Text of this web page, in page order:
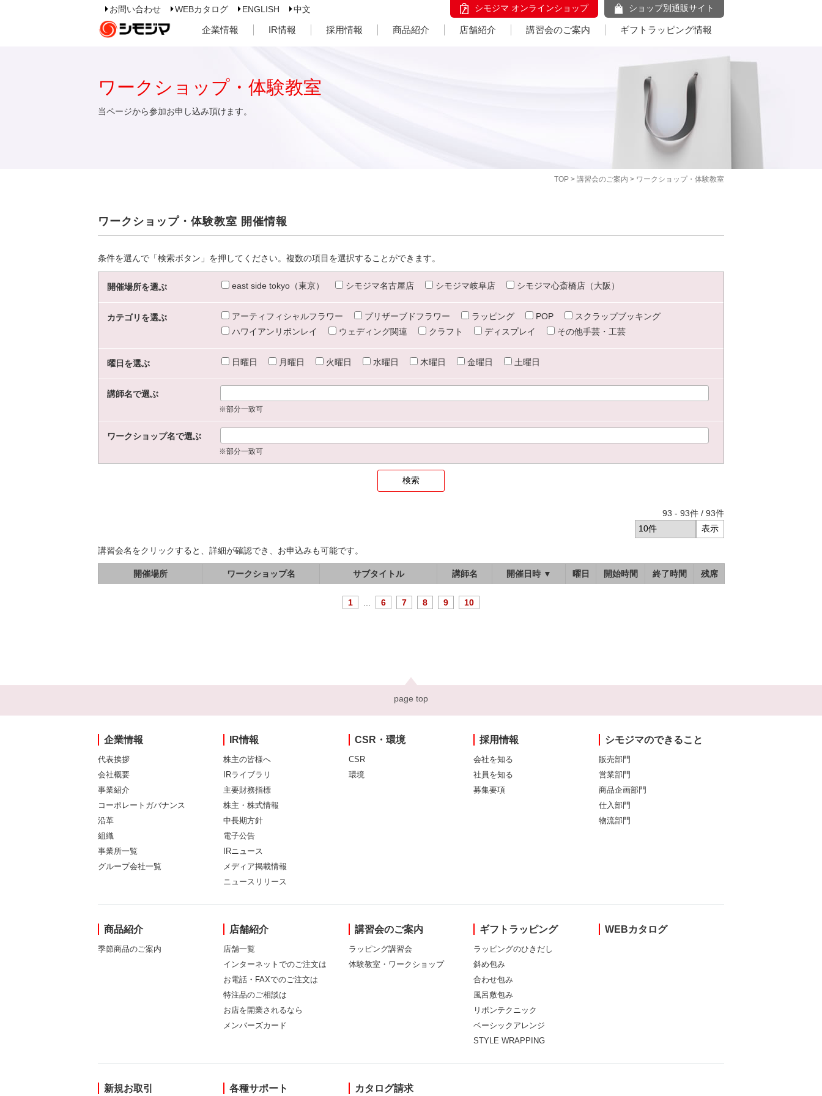
お問い合わせ WEBカタログ ENGLISH 中文 シモジマ オンラインショップ ショップ別通販サイト
企業情報 IR情報 採用情報 商品紹介 店舗紹介 講習会のご案内 ギフトラッピング情報
TOP > 講習会のご案内 > ワークショップ・体験教室
ワークショップ・体験教室
当ページから参加お申し込み頂けます。
ワークショップ・体験教室 開催情報
条件を選んで「検索ボタン」を押してください。複数の項目を選択することができます。
開催場所を選ぶ east side tokyo（東京） シモジマ名古屋店 シモジマ岐阜店 シモジマ心斎橋店（大阪）
カテゴリを選ぶ アーティフィシャルフラワー プリザーブドフラワー ラッピング POP
スクラップブッキング
ハワイアンリボンレイ
ウェディング関連 クラフト ディスプレイ その他手芸・工芸
曜日を選ぶ 日曜日 月曜日 火曜日 水曜日 木曜日 金曜日 土曜日
講師名で選ぶ
※部分一致可
ワークショップ名で選ぶ
※部分一致可
93 - 93件 / 93件
講習会名をクリックすると、詳細が確認でき、お申込みも可能です。
開催場所 ワークショップ名 サブタイトル 講師名 開催日時 ▼ 曜日 開始時間 終了時間 残席
1 6 7 8 9 10
page top
企業情報
代表挨拶
会社概要
事業紹介
コーポレートガバナンス
沿革
組織
事業所一覧
グループ会社一覧
IR情報
株主の皆様へ
IRライブラリ
主要財務指標
株主・株式情報
中長期方針
電子公告
IRニュース
メディア掲載情報
ニュースリリース
CSR・環境
CSR
環境
採用情報
会社を知る
社員を知る
募集要項
シモジマのできること
販売部門
営業部門
商品企画部門
仕入部門
物流部門
商品紹介
季節商品のご案内
店舗紹介
店舗一覧
インターネットでのご注文は
お電話・FAXでのご注文は
特注品のご相談は
お店を開業されるなら
メンバーズカード
講習会のご案内
ラッピング講習会
体験教室・ワークショップ
ギフトラッピング
ラッピングのひきだし
斜め包み
合わせ包み
風呂敷包み
リボンテクニック
ベーシックアレンジ
STYLE WRAPPING
WEBカタログ
新規お取引 各種サポート カタログ請求